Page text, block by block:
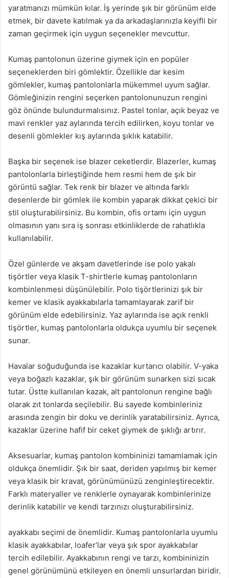
yaratmanızı mümkün kılar. İş yerinde şık bir görünüm elde
etmek, bir davete katılmak ya da arkadaşlarınızla keyifli bir
zaman geçirmek için uygun seçenekler mevcuttur.
Kumaş pantolonun üzerine giymek için en popüler
seçeneklerden biri gömlektir. Özellikle dar kesim
gömlekler, kumaş pantolonlarla mükemmel uyum sağlar.
Gömleğinizin rengini seçerken pantolonunuzun rengini
göz önünde bulundurmalısınız. Pastel tonlar, açık beyaz ve
mavi renkler yaz aylarında tercih edilirken, koyu tonlar ve
desenli gömlekler kış aylarında şıklık katabilir.
Başka bir seçenek ise blazer ceketlerdir. Blazerler, kumaş
pantolonlarla birleştiğinde hem resmi hem de şık bir
görüntü sağlar. Tek renk bir blazer ve altında farklı
desenlerde bir gömlek ile kombin yaparak dikkat çekici bir
stil oluşturabilirsiniz. Bu kombin, ofis ortamı için uygun
olmasının yanı sıra iş sonrası etkinliklerde de rahatlıkla
kullanılabilir.
Özel günlerde ve akşam davetlerinde ise polo yakalı
tişörtler veya klasik T-shirtlerle kumaş pantolonların
kombinlenmesi düşünülebilir. Polo tişörtlerinizi şık bir
kemer ve klasik ayakkabılarla tamamlayarak zarif bir
görünüm elde edebilirsiniz. Yaz aylarında ise açık renkli
tişörtler, kumaş pantolonlarla oldukça uyumlu bir seçenek
sunar.
Havalar soğuduğunda ise kazaklar kurtarıcı olabilir. V-yaka
veya boğazlı kazaklar, şık bir görünüm sunarken sizi sıcak
tutar. Üstte kullanılan kazak, alt pantolonun rengine bağlı
olarak zıt tonlarda seçilebilir. Bu sayede kombinleriniz
arasında zengin bir doku ve derinlik yaratabilirsiniz. Ayrıca,
kazaklar üzerine hafif bir ceket giymek de şıklığı artırır.
Aksesuarlar, kumaş pantolon kombininizi tamamlamak için
oldukça önemlidir. Şık bir saat, deriden yapılmış bir kemer
veya klasik bir kravat, görünümünüzü zenginleştirecektir.
Farklı materyaller ve renklerle oynayarak kombinlerinize
derinlik katabilir ve kendi tarzınızı oluşturabilirsiniz.
ayakkabı seçimi de önemlidir. Kumaş pantolonlarla uyumlu
klasik ayakkabılar, loafer’lar veya şık spor ayakkabılar
tercih edilebilir. Ayakkabının rengi ve tarzı, kombininizin
genel görünümünü etkileyen en önemli unsurlardan biridir.